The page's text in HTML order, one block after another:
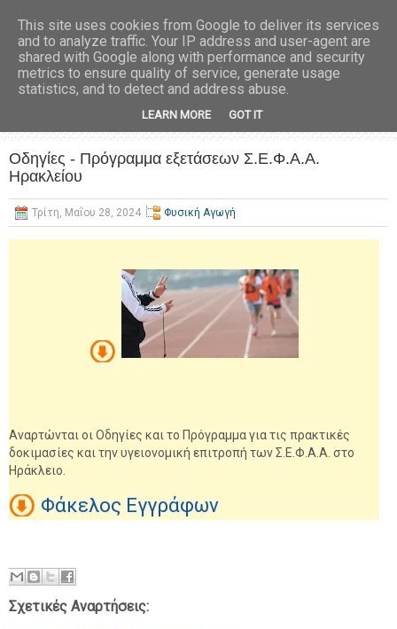
Οδηγίες - Πρόγραμμα εξετάσεων Σ.Ε.Φ.Α.Α.
Ηρακλείου
Τρίτη, Μαΐου 28, 2024 Φυσική Αγωγή
Αναρτώνται οι Οδηγίες και το Πρόγραμμα για τις πρακτικές
δοκιμασίες και την υγειονομική επιτροπή των Σ.Ε.Φ.Α.Α. στο
Ηράκλειο.
Φάκελος Εγγράφων
Σχετικές Αναρτήσεις:
This site uses cookies from Google to deliver its services
and to analyze traffic. Your IP address and user-agent are
shared with Google along with performance and security
metrics to ensure quality of service, generate usage
statistics, and to detect and address abuse.
LEARN MORE GOT IT